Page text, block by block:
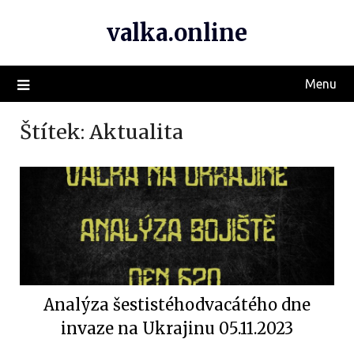
valka.online
Menu
Štítek: Aktualita
Analýza šestistéhodvacátého dne
invaze na Ukrajinu 05.11.2023